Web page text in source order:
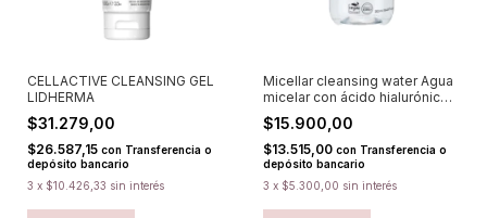
CELLACTIVE CLEANSING GEL
LIDHERMA
$31.279,00
$26.587,15 con Transferencia o
depósito bancario
3 x $10.426,33 sin interés
Micellar cleansing water Agua
micelar con ácido hialurónico
PUREDERM
$15.900,00
$13.515,00 con Transferencia o
depósito bancario
3 x $5.300,00 sin interés